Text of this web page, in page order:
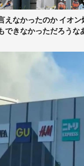
えなかったのか イオ
できなかっただろうな